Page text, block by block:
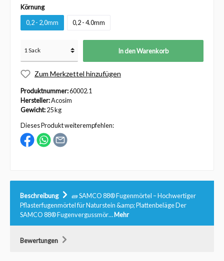
Körnung
0,2 - 2,0mm
0,2 - 4.0mm
In den Warenkorb
Zum Merkzettel hinzufügen
Produktnummer:60002.1
Hersteller:Acosim
Gewicht:25 kg
Dieses Produkt weiterempfehlen:
Beschreibung
🧱 SAMCO 88® Fugenmörtel – Hochwertiger
Pflasterfugenmörtel für Naturstein &amp; Plattenbeläge Der
SAMCO 88® Fugenvergussmör…Mehr
Bewertungen